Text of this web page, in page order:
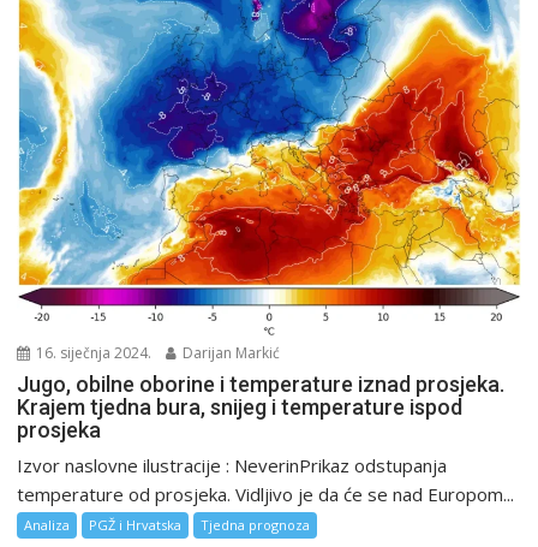
16. siječnja 2024. Darijan Markić
Jugo, obilne oborine i temperature iznad prosjeka.
Krajem tjedna bura, snijeg i temperature ispod
prosjeka
Izvor naslovne ilustracije : NeverinPrikaz odstupanja
temperature od prosjeka. Vidljivo je da će se nad Europom...
Analiza PGŽ i Hrvatska Tjedna prognoza